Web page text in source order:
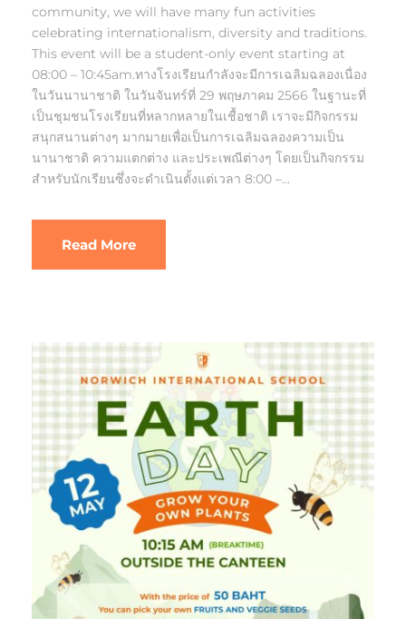
community, we will have many fun activities
celebrating internationalism, diversity and traditions.
This event will be a student-only event starting at
08:00 – 10:45am.ทางโรงเรียนกำลังจะมีการเฉลิมฉลองเนื่อง
ในวันนานาชาติ ในวันจันทร์ที่ 29 พฤษภาคม 2566 ในฐานะที่
เป็นชุมชนโรงเรียนที่หลากหลายในเชื้อชาติ เราจะมีกิจกรรม
สนุกสนานต่างๆ มากมายเพื่อเป็นการเฉลิมฉลองความเป็น
นานาชาติ ความแตกต่าง และประเพณีต่างๆ โดยเป็นกิจกรรม
สำหรับนักเรียนซึ่งจะดำเนินตั้งแต่เวลา 8:00 –...
Read More